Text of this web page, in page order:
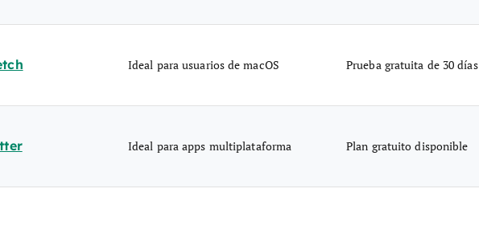
Ideal para usuarios de macOS Prueba gratuita de 30 días
Ideal para apps multiplataforma Plan gratuito disponible